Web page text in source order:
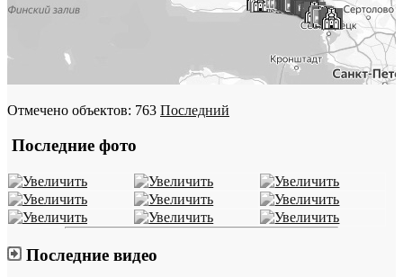
Отмечено объектов: 763 Последний
Последние фото
Последние видео